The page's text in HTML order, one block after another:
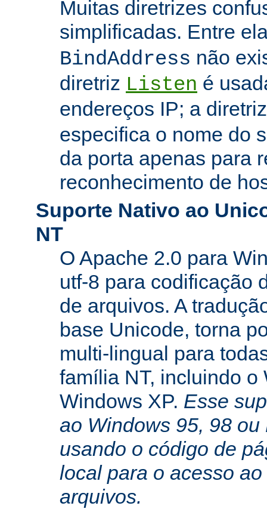
Muitas diretrizes
simplificadas. Entre
BindAddress não
diretriz Listen é
endereços IP; a
especifica o nome do
da porta apenas para
reconhecimento de
Suporte Nativo ao
NT
O Apache 2.0 para
utf-8 para codificação
de arquivos. A
base Unicode, torna
multi-lingual para
família NT, incluindo o
Windows XP. Esse
ao Windows 95, 98
usando o código de
local para o acesso
arquivos.